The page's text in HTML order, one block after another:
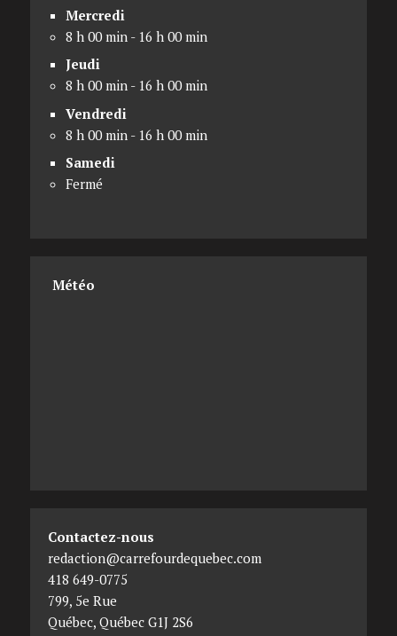
Mercredi
8 h 00 min - 16 h 00 min
Jeudi
8 h 00 min - 16 h 00 min
Vendredi
8 h 00 min - 16 h 00 min
Samedi
Fermé
Météo
Contactez-nous
redaction@carrefourdequebec.com
418 649-0775
799, 5e Rue
Québec, Québec G1J 2S6